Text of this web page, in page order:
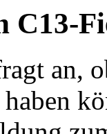
C13-
an,